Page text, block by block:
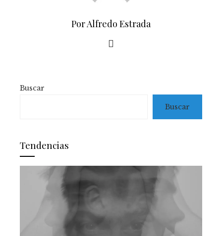
Por Alfredo Estrada
Buscar
Buscar
Tendencias